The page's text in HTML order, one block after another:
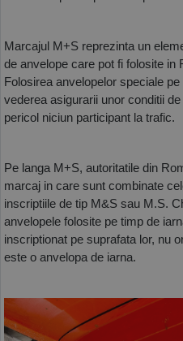
Marcajul M+S reprezinta un
de anvelope care pot fi folosite in
Folosirea anvelopelor speciale
vederea asigurarii unor conditii
pericol niciun participant la trafic.
Pe langa M+S, autoritatile din
marcaj in care sunt combinate
inscriptiile de tip M&S sau M.S.
anvelopele folosite pe timp de
inscriptionat pe suprafata lor, nu
este o anvelopa de iarna.